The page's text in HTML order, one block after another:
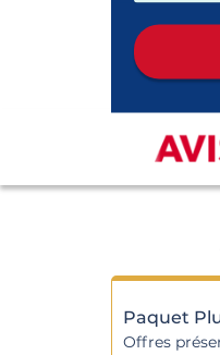
Paquet
Offres